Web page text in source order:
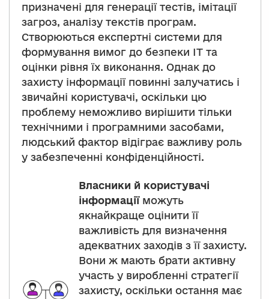
призначені для генерації тестів, імітації
загроз, аналізу текстів програм.
Створюються експертні системи для
формування вимог до безпеки IT та
оцінки рівня їх виконання. Однак до
захисту інформації повинні залучатись і
звичайні користувачі, оскільки цю
проблему неможливо вирішити тільки
технічними і програмними засобами,
людський фактор відіграє важливу роль
у забезпеченні конфіденційності.
Власники й користувачі
інформаціїможуть
якнайкраще оцінити її
важливість для визначення
адекватних заходів з її захисту.
Вони ж мають брати активну
участь у виробленні стратегії
захисту, оскільки остання має